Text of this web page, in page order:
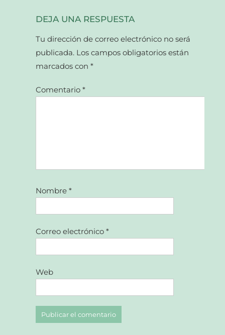
DEJA UNA RESPUESTA
Tu dirección de correo electrónico no será
publicada. Los campos obligatorios están
marcados con*
Comentario*
Nombre*
Correo electrónico*
Web